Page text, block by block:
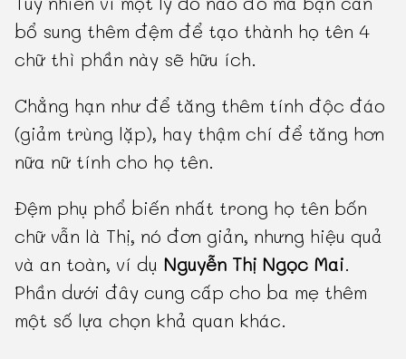
bổ sung thêm đệm để tạo thành họ tên 4
chữ thì phần này sẽ hữu ích.
Chẳng hạn như để tăng thêm tính độc đáo
(giảm trùng lặp), hay thậm chí để tăng hơn
nữa nữ tính cho họ tên.
Đệm phụ phổ biến nhất trong họ tên bốn
chữ vẫn là Thị, nó đơn giản, nhưng hiệu quả
và an toàn, ví dụ Nguyễn Thị Ngọc Mai.
Phần dưới đây cung cấp cho ba mẹ thêm
một số lựa chọn khả quan khác.